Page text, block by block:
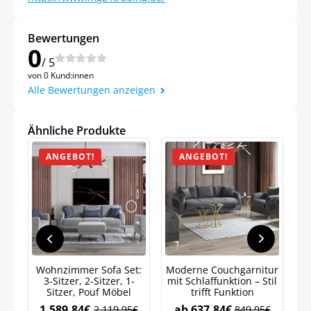
Bewertungen
0/ 5
von 0 Kund:innen
Alle Bewertungen anzeigen
Ähnliche Produkte
ANGEBOT!
Wohnzimmer Sofa Set:
3-Sitzer, 2-Sitzer, 1-
Sitzer, Pouf Möbel
ANGEBOT!
Moderne Couchgarnitur
mit Schlaffunktion – Stil
trifft Funktion
auf Ihre erste Bestellung sichern!
Meinen Code senden
Bleiben Sie auf dem Laufenden über
Neuigkeiten und Angebote.
Weitere Informationen darüber, wie wir Ihre Daten für
Marketingkommunikation verarbeiten. Lesen Sie unsere